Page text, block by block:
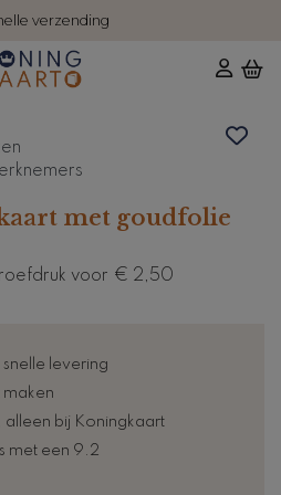
verzending
met goudfolie
voor € 2,50
snelle levering
maken
alleen bij Koningkaart
met een 9.2